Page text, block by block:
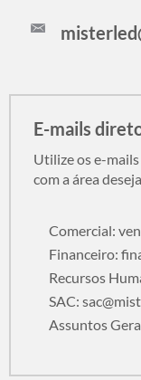
E-mails
Utilize os e-
com a área
Comercial:
Financeiro:
Recursos
SAC:
Assuntos